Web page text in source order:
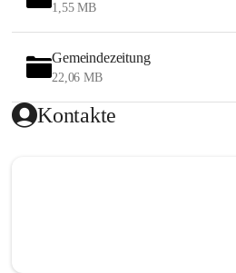
1,55 MB
Gemeindezeitung
22,06 MB
Kontakte